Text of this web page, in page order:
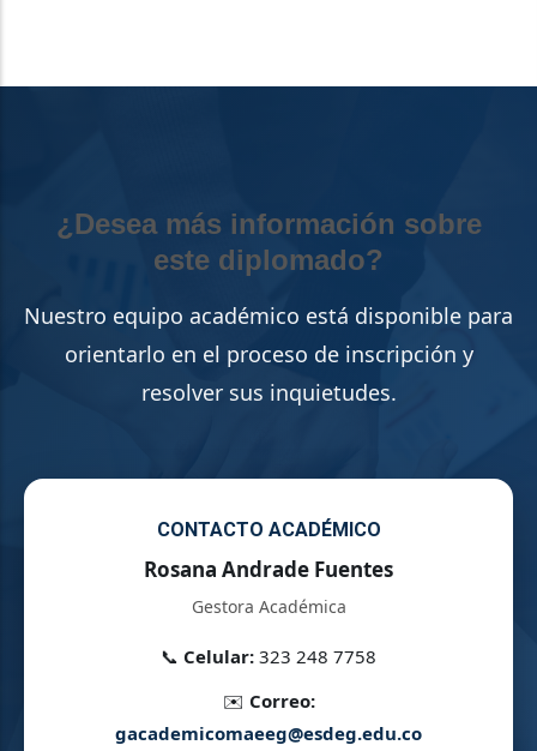
¿Desea más información sobre
este diplomado?
Nuestro equipo académico está disponible para
orientarlo en el proceso de inscripción y
resolver sus inquietudes.
CONTACTO ACADÉMICO
Rosana Andrade Fuentes
Gestora Académica
📞 Celular: 323 248 7758
✉️ Correo:
gacademicomaeeg@esdeg.edu.co